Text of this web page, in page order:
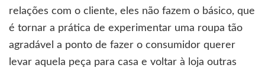
relações com o cliente, eles não fazem o básico, que
é tornar a prática de experimentar uma roupa tão
agradável a ponto de fazer o consumidor querer
levar aquela peça para casa e voltar à loja outras